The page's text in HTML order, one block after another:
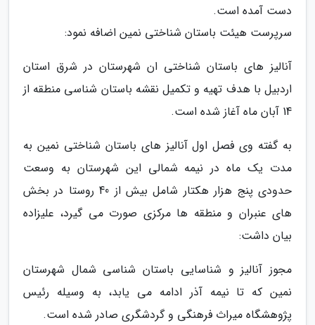
دست آمده است.
سرپرست هیئت باستان شناختی نمین اضافه نمود:
آنالیز های باستان شناختی ان شهرستان در شرق استان
اردبیل با هدف تهیه و تکمیل نقشه باستان شناسی منطقه از
14 آبان ماه آغاز شده است.
به گفته وی فصل اول آنالیز های باستان شناختی نمین به
مدت یک ماه در نیمه شمالی این شهرستان به وسعت
حدودی پنج هزار هکتار شامل بیش از 40 روستا در بخش
های عنبران و منطقه ها مرکزی صورت می گیرد، علیزاده
بیان داشت:
مجوز آنالیز و شناسایی باستان شناسی شمال شهرستان
نمین که تا نیمه آذر ادامه می یابد، به وسیله رئیس
پژوهشگاه میراث فرهنگی و گردشگری صادر شده است.